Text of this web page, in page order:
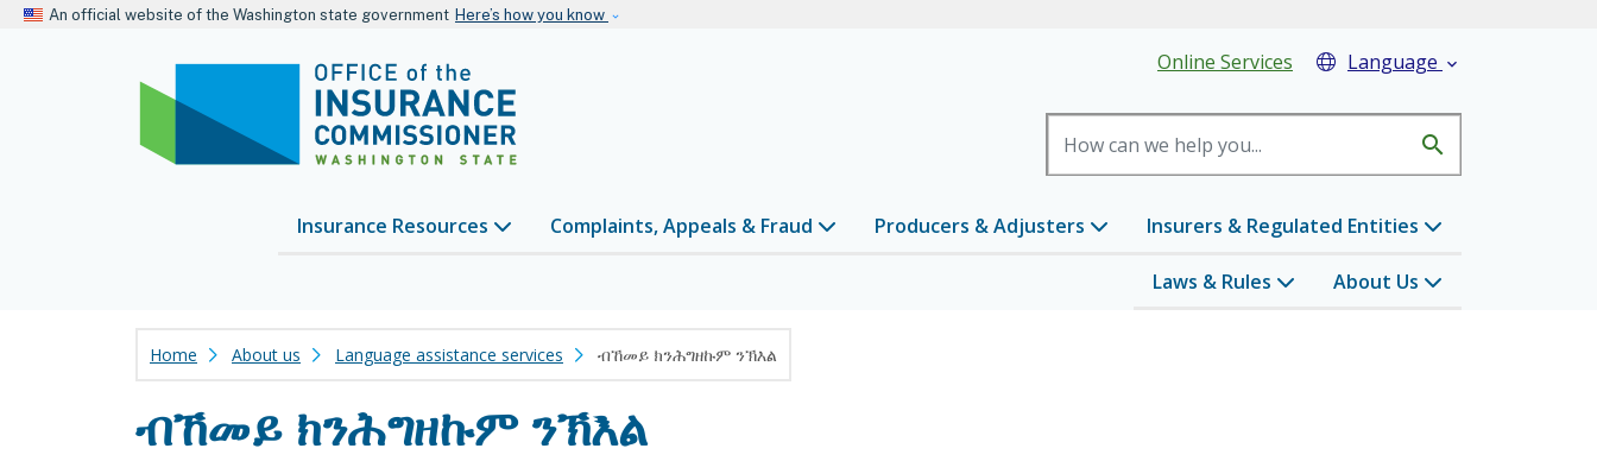
An official website of the Washington state government Here’s how you know
Header MenuOnline Services Language 
search
Insurance Resources Complaints, Appeals & Fraud Producers & Adjusters Insurers & Regulated Entities
Laws & Rules About Us
Home About us Language assistance services ብኸመይ ክንሕግዘኩም ንኽእል
ብኸመይ ክንሕግዘኩም ንኽእል